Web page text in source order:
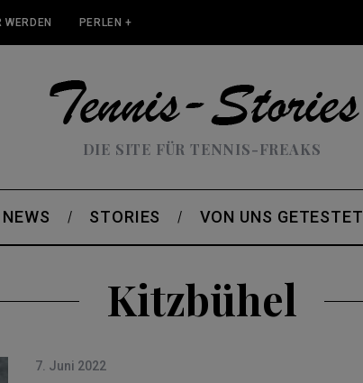
WERDEN PERLEN +
DIE SITE FÜR TENNIS-FREAKS
NEWS STORIES VON UNS GETESTET
Kitzbühel
7. Juni 2022